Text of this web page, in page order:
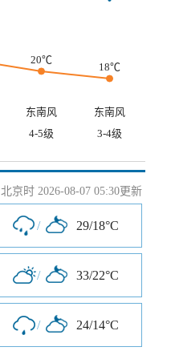
20℃
18℃
东南风
东南风
4-5级 3-4级
北京时 2026-08-07 05:30更新
/ 29/18°C
/ 33/22°C
/ 24/14°C